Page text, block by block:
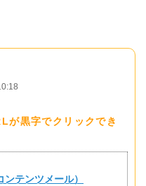
が黒字でクリックでき
テンツメール）